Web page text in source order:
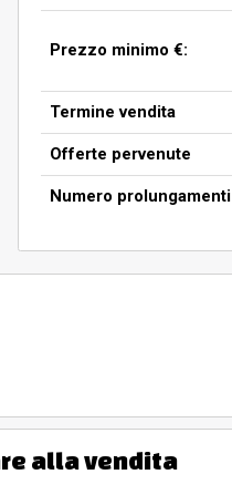
Prezzo minimo €:
Termine vendita
Offerte pervenute
Numero prolungamenti
alla vendita